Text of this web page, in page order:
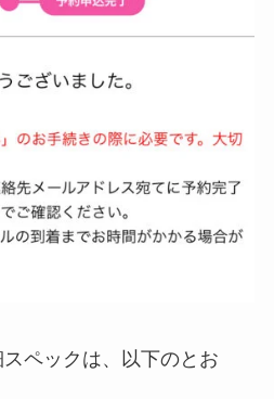
スペックは、以下のとお